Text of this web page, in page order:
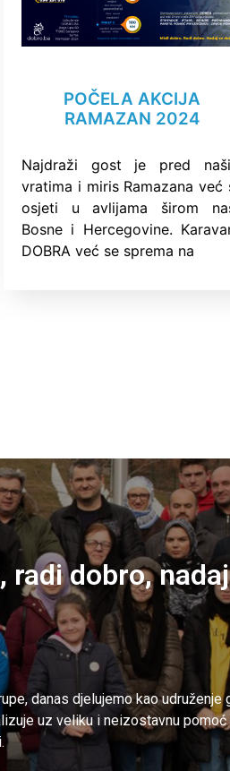
POČELA AKCIJA
RAMAZAN 2024
Najdraži gost je pred
vratima i miris Ramazana već
osjeti u avlijama širom
Bosne i Hercegovine.
DOBRA već se sprema na
radi dobro,
danas djelujemo kao udruženje
uz veliku i neizostavnu pomoć